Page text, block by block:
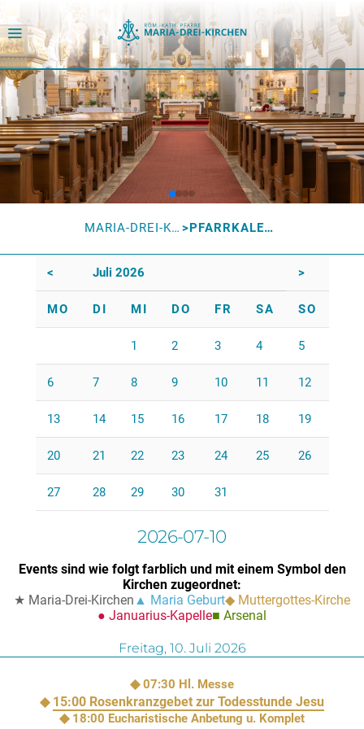
MARIA-DREI-KIRCHEN PFARRKALENDER
< Juli 2026 >
MO DI MI DO FR SA SO
1 2 3 4 5
6 7 8 9 10 11 12
13 14 15 16 17 18 19
20 21 22 23 24 25 26
27 28 29 30 31
2026-07-10
Events sind wie folgt farblich und mit einem Symbol den
Kirchen zugeordnet:
Maria-Drei-Kirchen
Maria Geburt
Muttergottes-Kirche
Januarius-Kapelle
Arsenal
Freitag, 10. Juli 2026
07:30 Hl. Messe
15:00 Rosenkranzgebet zur Todesstunde Jesu
18:00 Eucharistische Anbetung u. Komplet